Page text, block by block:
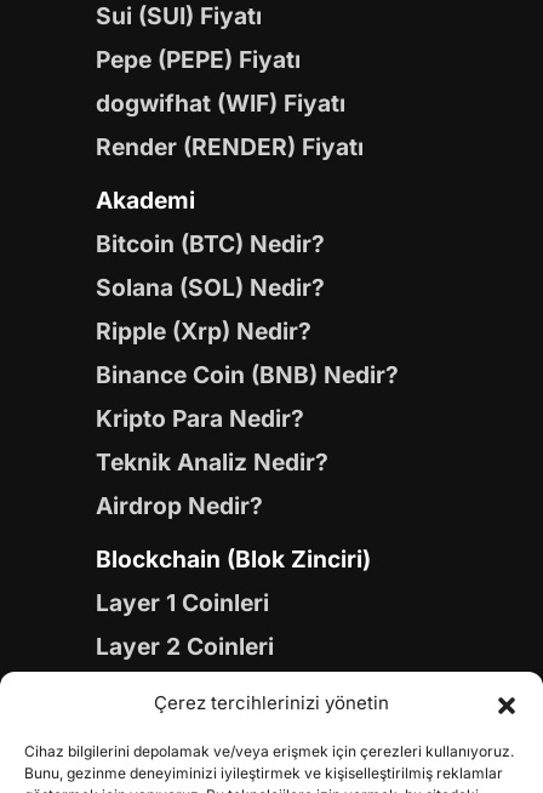
Çerez tercihlerinizi yönetin
Cihaz bilgilerini depolamak ve/veya erişmek için çerezleri kullanıyoruz.
Bunu, gezinme deneyiminizi iyileştirmek ve kişiselleştirilmiş reklamlar
Sui (SUI) Fiyatı
Pepe (PEPE) Fiyatı
dogwifhat (WIF) Fiyatı
Render (RENDER) Fiyatı
Akademi
Bitcoin (BTC) Nedir?
Solana (SOL) Nedir?
Ripple (Xrp) Nedir?
Binance Coin (BNB) Nedir?
Kripto Para Nedir?
Teknik Analiz Nedir?
Airdrop Nedir?
Blockchain (Blok Zinciri)
Layer 1 Coinleri
Layer 2 Coinleri
Yapay Zeka (AI) Coinleri
Gaming Coinleri